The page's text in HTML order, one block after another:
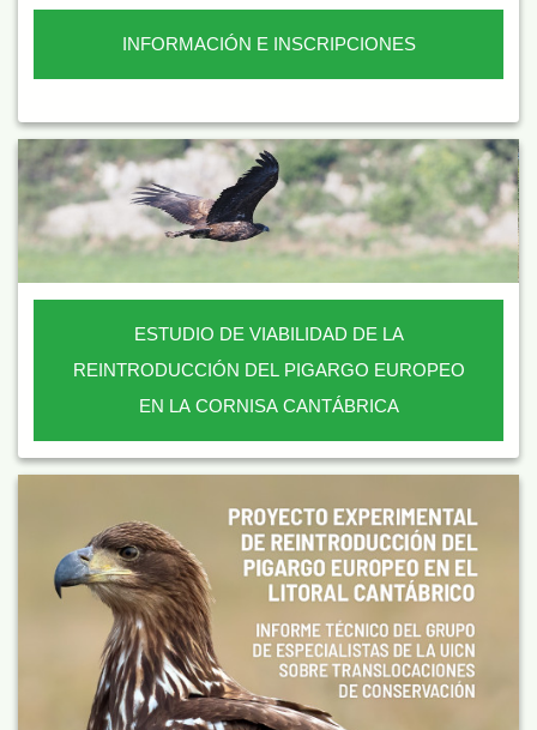
INFORMACIÓN E INSCRIPCIONES
ESTUDIO DE VIABILIDAD DE LA
REINTRODUCCIÓN DEL PIGARGO EUROPEO
EN LA CORNISA CANTÁBRICA